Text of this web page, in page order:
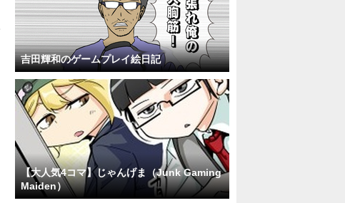
吉田輝和のゲームプレイ絵日記
【大人気4コマ】じゃんげま（Junk Gaming
Maiden）